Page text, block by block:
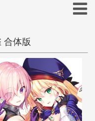
え お
け こ
合体版
和姦
よう太
さんぢぇるまん猿